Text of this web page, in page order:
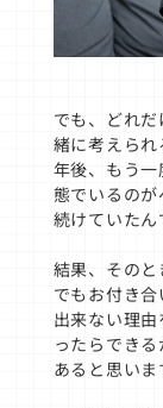
でも、どれ
緒に考えら
年後、もう
態でいるの
続けていたん
結果、その
でもお付き合
出来ない理
ったらでき
あると思いま